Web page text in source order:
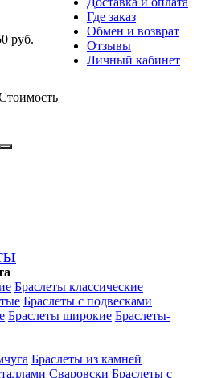
Где заказ
Обмен и возврат
Отзывы
Личный кабинет
руб.
Браслеты классические
Браслеты с подвесками
Браслеты широкие Браслеты-
Браслеты из камней
Сваровски Браслеты с